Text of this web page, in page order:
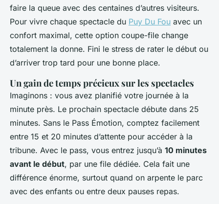
faire la queue avec des centaines d’autres visiteurs.
Pour vivre chaque spectacle du Puy Du Fou avec un
confort maximal, cette option coupe-file change
totalement la donne. Fini le stress de rater le début ou
d’arriver trop tard pour une bonne place.
Un gain de temps précieux sur les spectacles
Imaginons : vous avez planifié votre journée à la
minute près. Le prochain spectacle débute dans 25
minutes. Sans le Pass Émotion, comptez facilement
entre 15 et 20 minutes d’attente pour accéder à la
tribune. Avec le pass, vous entrez jusqu’à 10 minutes
avant le début, par une file dédiée. Cela fait une
différence énorme, surtout quand on arpente le parc
avec des enfants ou entre deux pauses repas.